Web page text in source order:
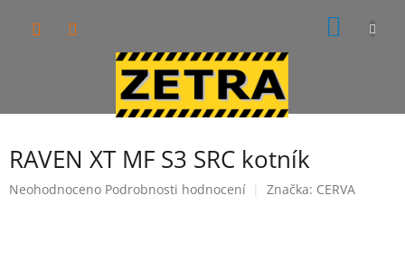
RAVEN XT MF S3 SRC kotník
Průměrné
Neohodnoceno Podrobnosti hodnocení Značka: CERVA